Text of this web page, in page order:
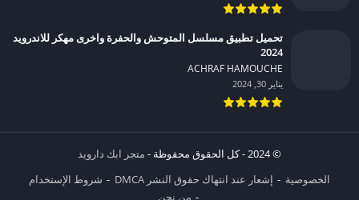
تحميل تطبيق مسلسل المتوحش والحفرة واخرى مهكر للاندرويد
2024
ACHRAF HAMOUCHE‏
يناير 30, 2024
© 2024 - كل الحقوق محفوظة -
متجر ابك دارويد
الخصوصية
إشعار عند انتهاك حقوق النشر DMCA
شروط الإستخدام
من نحن